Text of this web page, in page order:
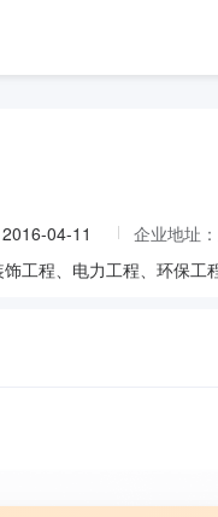
2016-04-11 企业地址：